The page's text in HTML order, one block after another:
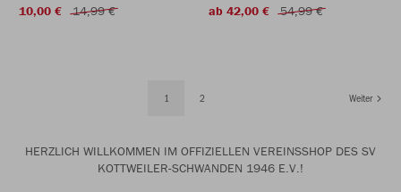
10,00 €
14,99 €
ab 42,00 €
54,99 €
1 2 Weiter
HERZLICH WILLKOMMEN IM OFFIZIELLEN VEREINSSHOP DES SV
KOTTWEILER-SCHWANDEN 1946 E.V.!